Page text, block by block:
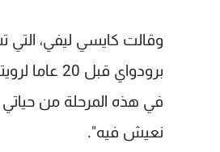
وقالت كايسي ليفي، التي
برودواي
في هذه المرحلة من
نعيش فيه".